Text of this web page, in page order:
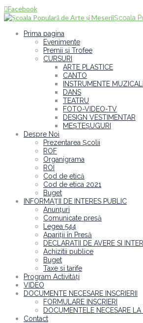
Facebook
Școala
Prima pagina
Evenimente
Premii și Trofee
CURSURI
ARTE PLASTICE
CANTO
INSTRUMENTE
DANS
TEATRU
FOTO-VIDEO-TV
DESIGN VESTIMENTAR
MEȘTEȘUGURI
Despre Noi
Prezentarea Școlii
ROF
Organigrama
ROI
Cod de etică
Cod de etica 2021
Buget
INFORMAȚII DE INTERES PUBLIC
Anunțuri
Comunicate presă
Legea 544
Apariții în Presă
DECLARATII DE AVERE SI
Achizitii publice
Buget
Taxe si tarife
Program Activități
VIDEO
DOCUMENTE NECESARE INSCRIERII
FORMULARE INSCRIERI
DOCUMENTELE NECESARE LA
Contact